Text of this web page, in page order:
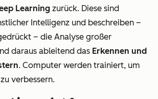
Learning zurück. Diese sind
Intelligenz und beschreiben –
– die Analyse großer
daraus ableitend das Erkennen und
. Computer werden trainiert, um
verbessern.